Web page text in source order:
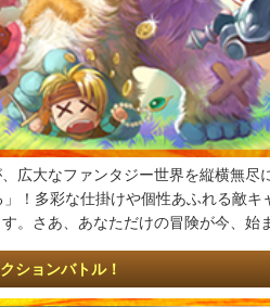
広大なファンタジー世界を縦横無尽
！多彩な仕掛けや個性あふれる敵キ
。さあ、あなただけの冒険が今、始
ションバトル！